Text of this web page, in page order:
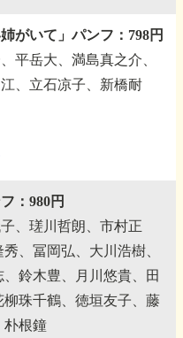
がいて」パンフ：798円
平岳大、満島真之介、
、立石凉子、新橋耐
：980円
、瑳川哲朗、市村正
、冨岡弘、大川浩樹、
鈴木豊、月川悠貴、田
柳珠千鶴、徳垣友子、藤
朴根鐘